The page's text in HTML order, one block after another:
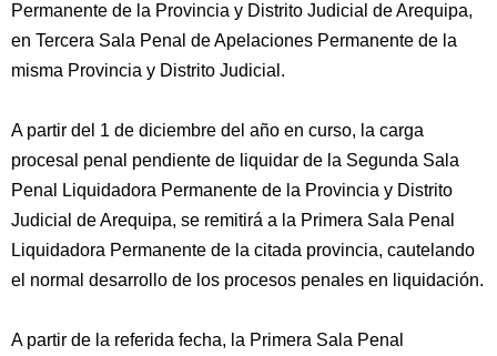
Permanente de la Provincia y Distrito Judicial de Arequipa,
en Tercera Sala Penal de Apelaciones Permanente de la
misma Provincia y Distrito Judicial.
A partir del 1 de diciembre del año en curso, la carga
procesal penal pendiente de liquidar de la Segunda Sala
Penal Liquidadora Permanente de la Provincia y Distrito
Judicial de Arequipa, se remitirá a la Primera Sala Penal
Liquidadora Permanente de la citada provincia, cautelando
el normal desarrollo de los procesos penales en liquidación.
A partir de la referida fecha, la Primera Sala Penal